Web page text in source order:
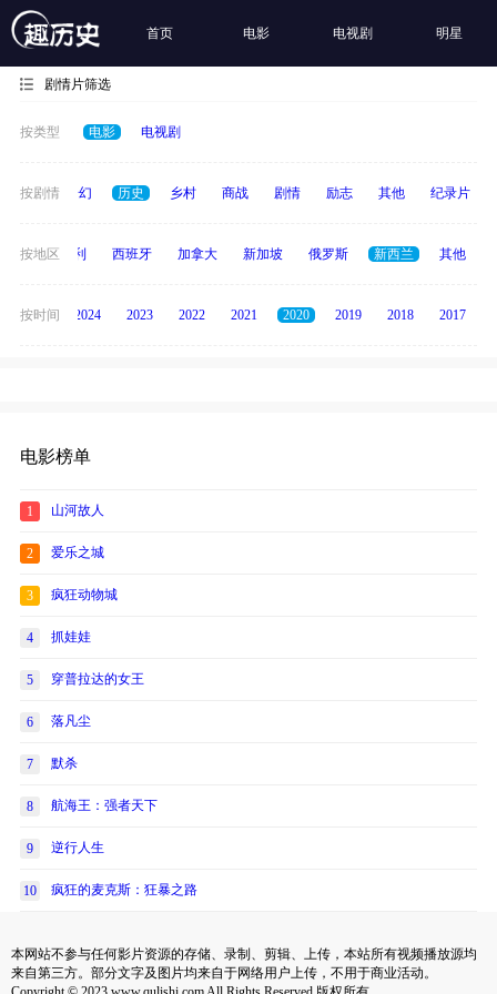
首页 电影 电视剧 明星
剧情片筛选
按类型 电影 电视剧
按剧情
动作 奇幻 历史 乡村 商战 剧情 励志 其他 纪录片
按地区
度 意大利 西班牙 加拿大 新加坡 俄罗斯 新西兰 其他
按时间
2025 2024 2023 2022 2021 2020 2019 2018 2017
电影榜单
1 山河故人
2 爱乐之城
3 疯狂动物城
4 抓娃娃
5 穿普拉达的女王
6 落凡尘
7 默杀
8 航海王：强者天下
9 逆行人生
10 疯狂的麦克斯：狂暴之路
本网站不参与任何影片资源的存储、录制、剪辑、上传，本站所有视频播放源均
来自第三方。部分文字及图片均来自于网络用户上传，不用于商业活动。